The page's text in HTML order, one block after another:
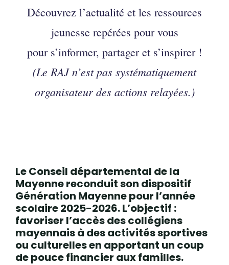
Découvrez l’actualité et les ressources
jeunesse repérées pour vous
pour s’informer, partager et s’inspirer !
(Le RAJ n’est pas systématiquement
organisateur des actions relayées.)
LeConseil départemental de la
Mayennereconduit son dispositif
Génération Mayennepour l’année
scolaire 2025-2026. L’objectif :
favoriser l’accès des collégiens
mayennais à des activités sportives
ou culturellesen apportant un coup
de pouce financier aux familles.